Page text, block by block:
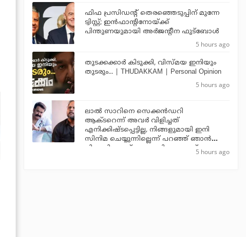
ഫിഫ പ്രസിഡന്റ് തെരഞ്ഞെടുപ്പിന് മുന്നേ
ട്വിസ്റ്റ്; ഇന്‍ഫാന്റിനോയ്ക്ക്
പിന്തുണയുമായി അര്‍ജന്റീന ഫുട്‌ബോള്‍
5 hours ago
തുടക്കക്കാര്‍ കിടുക്കി, വിസ്മയ ഇനിയും
തുടരും... | THUDAKKAM | Personal Opinion
5 hours ago
ലാല്‍ സാറിനെ സെക്കന്‍ഡറി
ആക്ടറെന്ന് അവര്‍ വിളിച്ചത്
എനിക്കിഷ്ടപ്പെട്ടില്ല, നിങ്ങളുമായി ഇനി
സിനിമ ചെയ്യുന്നില്ലെന്ന് പറഞ്ഞ് ഞാന്‍
പിന്മാറി: ജൂഡ് ആന്തണി ജോസഫ്5 hours ago